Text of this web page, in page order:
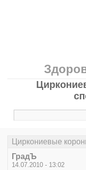
Циркониевые
ГрадЪ
14.07.2010 - 13:02